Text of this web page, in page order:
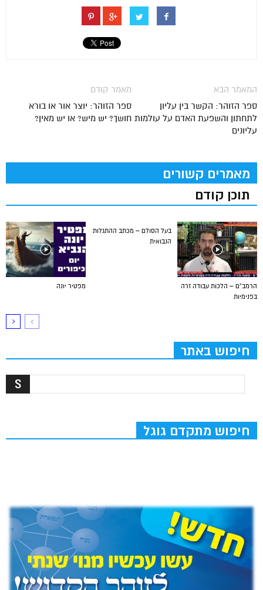
מאמר קודם
ספר הזוהר: יוצר אור או בורא
חושך? יש מיש? או יש מאין?
המאמר הבא
ספר הזוהר: הקשר בין עליון
לתחתון והשפעת האדם על עולמות
עליונים
מאמרים קשורים
תוכן קודם
מפטיר יונה
בעל הסולם – מכתב ההתגלות
הנבואית
הרמב”ם – הלכות עבודה זרה
בפנימיות
חיפוש באתר
חיפוש מתקדם גוגל